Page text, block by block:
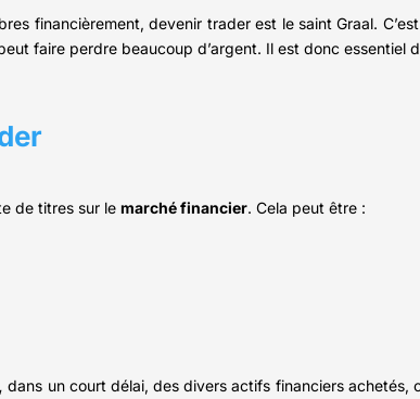
financièrement, devenir trader est le saint Graal.
faire perdre beaucoup d’argent. Il est donc essentiel
de titres sur le marché financier. Cela peut être :
dans un court délai, des divers actifs financiers